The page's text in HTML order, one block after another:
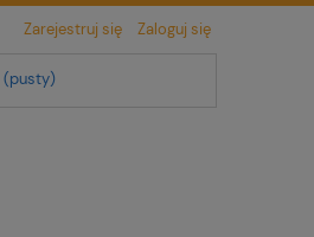
Zarejestruj się Zaloguj się
(pusty)